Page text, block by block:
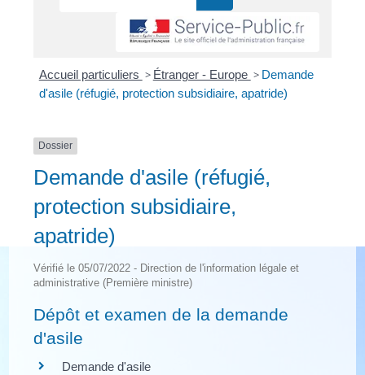
Accueil particuliers > Étranger - Europe > Demande
d'asile (réfugié, protection subsidiaire, apatride)
Dossier
Demande d'asile (réfugié,
protection subsidiaire,
apatride)
Vérifié le 05/07/2022 - Direction de l'information légale et
administrative (Première ministre)
Dépôt et examen de la demande
d'asile
Demande d'asile